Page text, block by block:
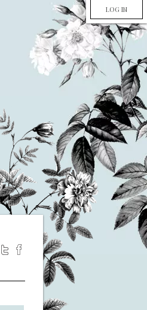
LOG IN